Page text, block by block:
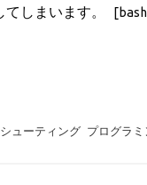
てしまいます。
ューティング プログラミ